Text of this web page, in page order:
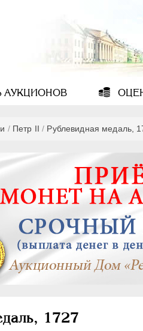
АУКЦИОНОВ
/ Петр II / Рублевидная медаль,
1727